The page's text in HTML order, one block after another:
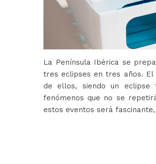
La Península Ibérica se
tres eclipses en tres años.
de ellos, siendo un eclipse
fenómenos que no se
estos eventos será